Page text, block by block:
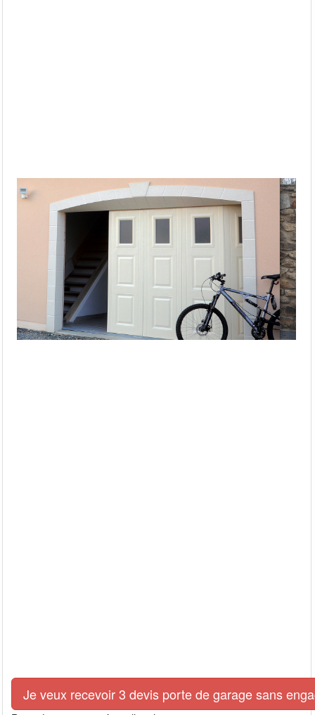
Je veux recevoir 3 devis porte de garage sans